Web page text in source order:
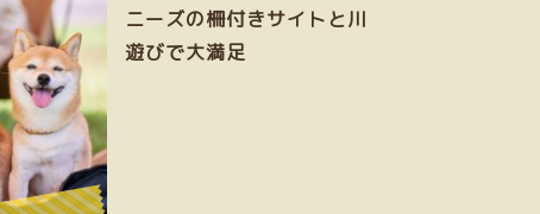
ニーズの柵付きサイトと川
遊びで大満足